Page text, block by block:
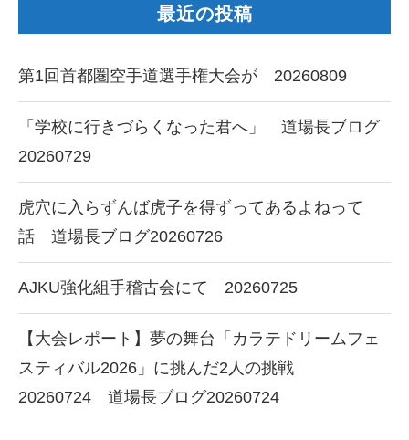
最近の投稿
第1回首都圏空手道選手権大会が 20260809
「学校に行きづらくなった君へ」 道場長ブログ
20260729
虎穴に入らずんば虎子を得ずってあるよねって
話 道場長ブログ20260726
AJKU強化組手稽古会にて 20260725
【大会レポート】夢の舞台「カラテドリームフェ
スティバル2026」に挑んだ2人の挑戦
20260724 道場長ブログ20260724